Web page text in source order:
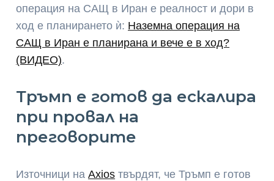
операция на САЩ в Иран е реалност и дори в
ход е планирането ѝ: Наземна операция на
САЩ в Иран е планирана и вече е в ход?
(ВИДЕО).
Тръмп е готов да ескалира
при провал на
преговорите
Източници наAxios твърдят, че Тръмп е готов